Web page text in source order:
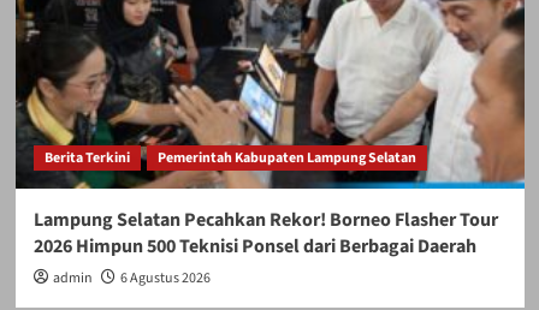
Berita Terkini Pemerintah Kabupaten Lampung Selatan
Lampung Selatan Pecahkan Rekor! Borneo Flasher Tour
2026 Himpun 500 Teknisi Ponsel dari Berbagai Daerah
admin 6 Agustus 2026